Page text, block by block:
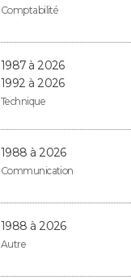
Comptabilité
1987 à 2026
1992 à 2026
Technique
1988 à 2026
Communication
1988 à 2026
Autre